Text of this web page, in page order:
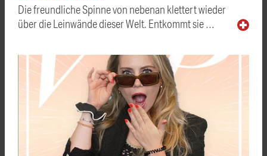
Die freundliche Spinne von nebenan klettert wieder
über die Leinwände dieser Welt. Entkommt sie …